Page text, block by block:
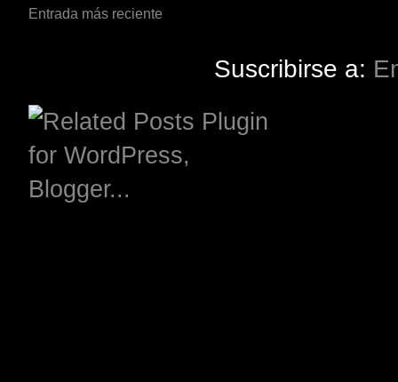
Entrada más reciente
Suscribirse a: